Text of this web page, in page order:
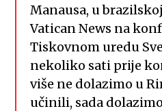
Manausa, u
Vatican News na
Tiskovnom uredu
nekoliko sati prije
više ne dolazimo u
učinili, sada